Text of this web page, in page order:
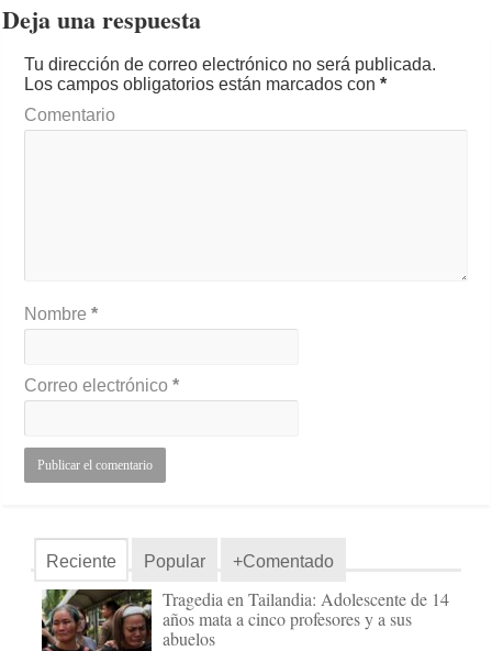
Deja una respuesta
Tu dirección de correo electrónico no será publicada.
Los campos obligatorios están marcados con*
Comentario
Nombre*
Correo electrónico*
Reciente Popular +Comentado
Tragedia en Tailandia: Adolescente de 14
años mata a cinco profesores y a sus
abuelos